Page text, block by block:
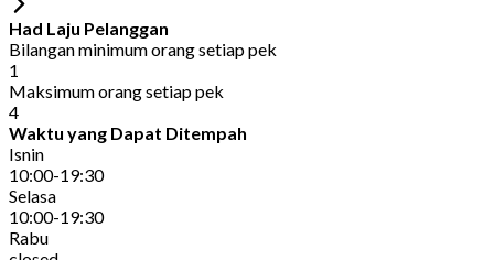
Had Laju Pelanggan
Bilangan minimum orang setiap pek
1
Maksimum orang setiap pek
4
Waktu yang Dapat Ditempah
Isnin
10:00-19:30
Selasa
10:00-19:30
Rabu